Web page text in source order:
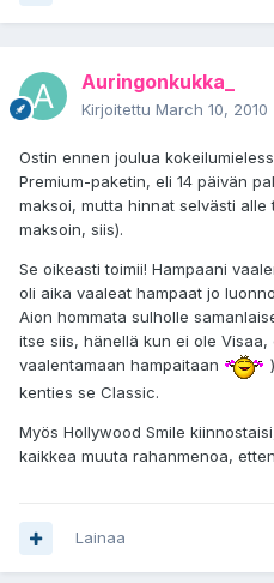
Auringonkukka_
Kirjoitettu March 10, 2010
Ostin ennen joulua
Premium-paketin, eli 14 päivän
maksoi, mutta hinnat selvästi alle
maksoin, siis).
Se oikeasti toimii! Hampaani
oli aika vaaleat hampaat jo
Aion hommata sulholle
itse siis, hänellä kun ei ole
vaalentamaan hampaitaan
kenties se Classic.
Myös Hollywood Smile
kaikkea muuta rahanmenoa,
Lainaa